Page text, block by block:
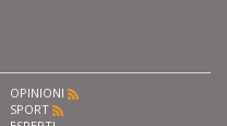
OPINIONI
SPORT